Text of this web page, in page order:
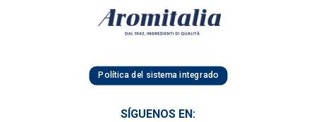
Política del sistema integrado
SÍGUENOS EN: